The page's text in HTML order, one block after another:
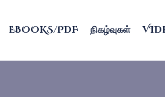
EBOOKS/PDF நிகழ்வுகள்